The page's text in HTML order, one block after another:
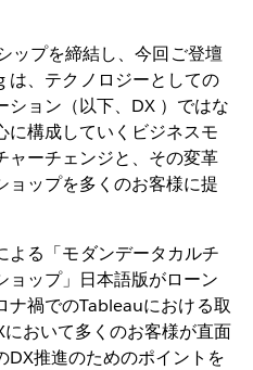
ップを締結し、今回ご登壇
、テクノロジーとしての
ション（以下、DX ）ではな
に構成していくビジネスモ
ャーチェンジと、その変革
ョップを多くのお客様に提
る「モダンデータカルチ
ョップ」日本語版がローン
ナ禍でのTableauにおける取
おいて多くのお客様が直面
DX推進のためのポイントを